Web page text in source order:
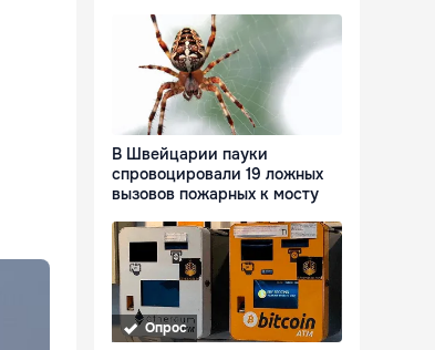
В Швейцарии пауки
спровоцировали 19 ложных
вызовов пожарных к мосту
Опрос